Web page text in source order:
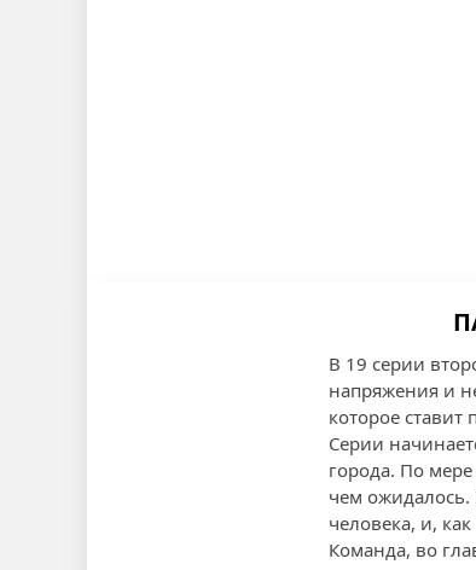
В 19 серии
напряжения и
которое
Серии
города. По мере
чем ожидалось.
человека, и,
Команда, во